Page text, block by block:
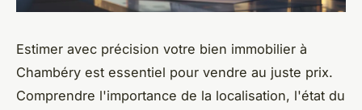
Estimer avec précision votre bien immobilier à
Chambéry est essentiel pour vendre au juste prix.
Comprendre l'importance de la localisation, l'état du